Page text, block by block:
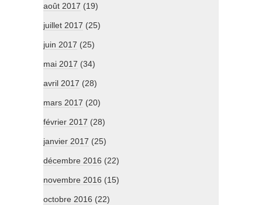
août 2017 (19)
juillet 2017 (25)
juin 2017 (25)
mai 2017 (34)
avril 2017 (28)
mars 2017 (20)
février 2017 (28)
janvier 2017 (25)
décembre 2016 (22)
novembre 2016 (15)
octobre 2016 (22)